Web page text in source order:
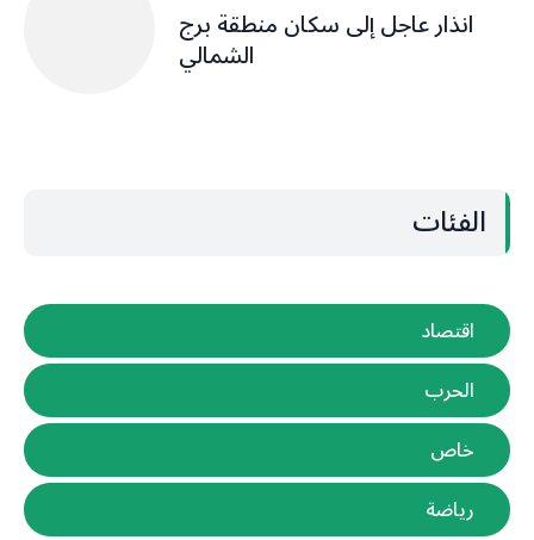
انذار عاجل إلى سكان منطقة برج
الشمالي
الفئات
اقتصاد
الحرب
خاص
رياضة